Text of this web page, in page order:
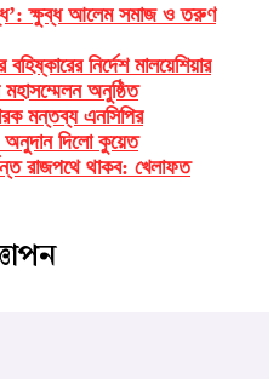
ক্ষুব্ধ আলেম সমাজ ও তরুণ
নির্দেশ মালয়েশিয়ার
মহাসম্মেলন অনুষ্ঠিত
মন্তব্য এনসিপির
অনুদান দিলো কুয়েত
রাজপথে থাকব: খেলাফত